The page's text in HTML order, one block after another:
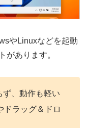
やLinuxなどを起動
があります。
ず、動作も軽い
ドラッグ＆ドロ